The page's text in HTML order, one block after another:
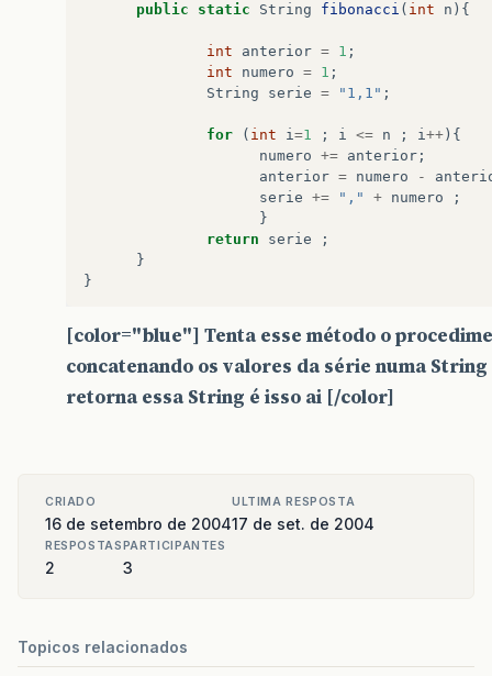
public static String fibonacci ( int n ){
int anterior = 1 ;
int
numero = 1 ;
String
serie = "1,1" ;
for ( int i=1 ; i <= n ; i++ ){
numero += anterior ;
anterior = numero -
serie += "," + numero
;
}
return
serie
;
}
}
[color="blue"] Tenta esse método o
concatenando os valores da série numa
retorna essa String é isso ai [/color]
CRIADO
16 de setembro de 2004
ULTIMA RESPOSTA
17 de set. de 2004
RESPOSTAS
2
PARTICIPANTES
3
Topicos relacionados